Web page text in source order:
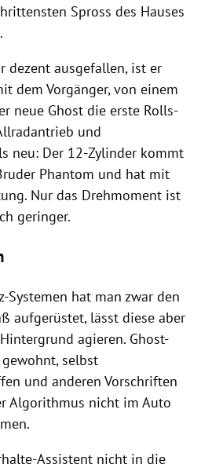
Spross des Hauses
dezent ausgefallen, ist er
dem Vorgänger, von einem
neue Ghost die erste Rolls-
und
neu: Der 12-Zylinder kommt
Phantom und hat mit
Nur das Drehmoment ist
geringer.
Systemen hat man zwar den
aufgerüstet, lässt diese aber
agieren. Ghost-
selbst
und anderen Vorschriften
Algorithmus nicht im Auto
Assistent nicht in die